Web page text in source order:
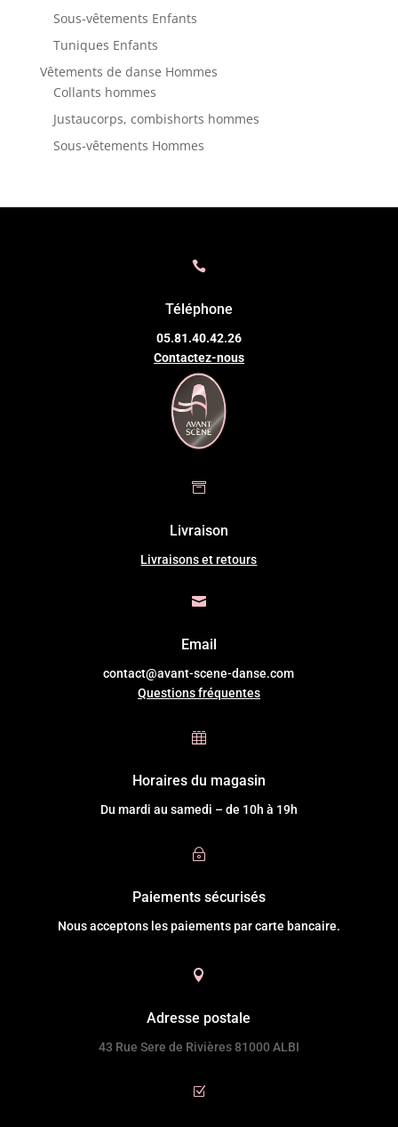
Sous-vêtements Enfants
Tuniques Enfants
Vêtements de danse Hommes
Collants hommes
Justaucorps, combishorts hommes
Sous-vêtements Hommes

Téléphone
05.81.40.42.26
Contactez-nous

Livraison
Livraisons et retours

Email
contact@avant-scene-danse.com
Questions fréquentes

Horaires du magasin
Du mardi au samedi – de 10h à 19h
~
Paiements sécurisés
Nous acceptons les paiements par carte bancaire.

Adresse postale
43 Rue Sere de Rivières 81000 ALBI
Z